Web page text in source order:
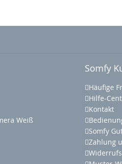
Weiß
Somfy
Häufige
Hilfe-
Kontakt
Somfy
Zahlung